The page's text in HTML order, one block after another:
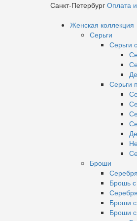
Санкт-Петербург Оплата
Женская коллекция
Серьги
Серьги
Серьги
Броши
Брошь
Броши
Броши